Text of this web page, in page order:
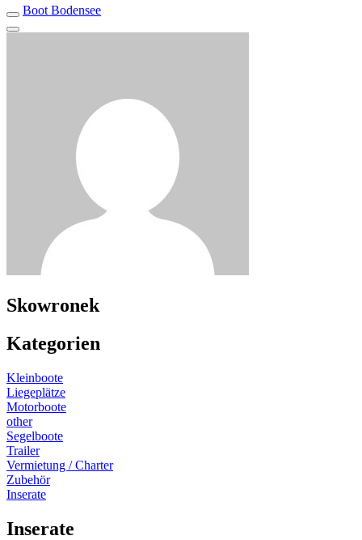
Boot Bodensee
Skowronek
Kategorien
Kleinboote
Liegeplätze
Motorboote
other
Segelboote
Trailer
Vermietung / Charter
Zubehör
Inserate
Inserate